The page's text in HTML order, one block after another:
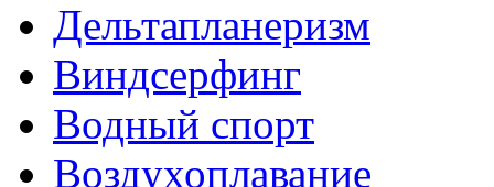
Дельтапланеризм
Виндсерфинг
Водный спорт
Воздухоплавание